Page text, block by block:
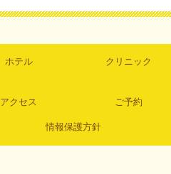
ホテル クリニック
アクセス ご予約
情報保護方針